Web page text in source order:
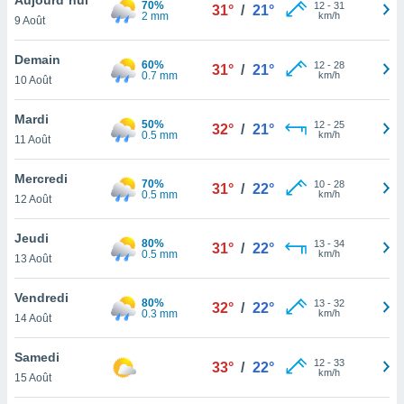
et
»,
au
vous
qu'ils
ou
le
ainsi
un
la
du
9 Août
70%
2 mm
31° / 21° 12- 31
km/h
Demain
10 Août
60%
0.7 mm
31° / 21° 12- 28
km/h
Mardi
11 Août
50%
0.5 mm
32° / 21° 12- 25
km/h
Mercredi
12 Août
70%
0.5 mm
31° / 22° 10- 28
km/h
Jeudi
13 Août
80%
0.5 mm
31° / 22° 13- 34
km/h
Vendredi
14 Août
80%
0.3 mm
32° / 22° 13- 32
km/h
Samedi
15 Août
33° / 22° 12- 33
km/h